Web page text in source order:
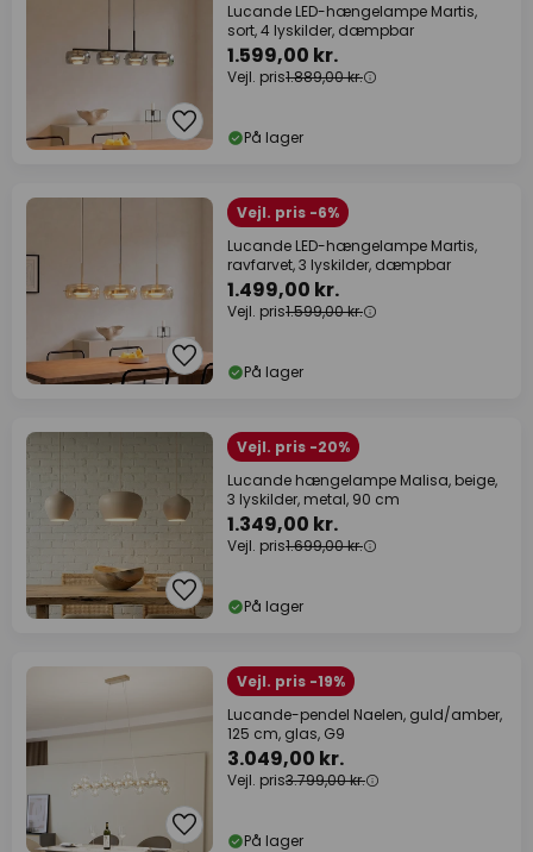
Lucande LED-hængelampe Martis,
sort, 4 lyskilder, dæmpbar
1.599,00 kr.
Vejl. pris1.889,00 kr.
På lager
Vejl. pris -6%
Lucande LED-hængelampe Martis,
ravfarvet, 3 lyskilder, dæmpbar
1.499,00 kr.
Vejl. pris1.599,00 kr.
På lager
Vejl. pris -20%
Lucande hængelampe Malisa, beige,
3 lyskilder, metal, 90 cm
1.349,00 kr.
Vejl. pris1.699,00 kr.
På lager
Vejl. pris -19%
Lucande-pendel Naelen, guld/amber,
125 cm, glas, G9
3.049,00 kr.
Vejl. pris3.799,00 kr.
På lager